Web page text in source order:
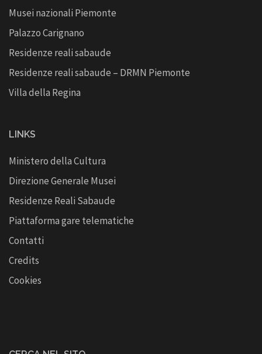
Musei nazionali Piemonte
Palazzo Carignano
Residenze reali sabaude
Residenze reali sabaude – DRMN Piemonte
Villa della Regina
LINKS
Ministero della Cultura
Direzione Generale Musei
Residenze Reali Sabaude
Piattaforma gare telematiche
Contatti
Credits
Cookies